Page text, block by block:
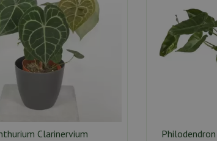
Clarinervium